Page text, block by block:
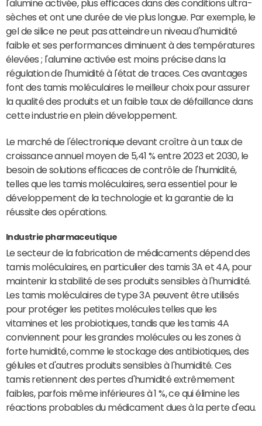
l'alumine activée, plus efficaces dans des conditions ultra-
sèches et ont une durée de vie plus longue. Par exemple, le
gel de silice ne peut pas atteindre un niveau d'humidité
faible et ses performances diminuent à des températures
élevées ; l'alumine activée est moins précise dans la
régulation de l'humidité à l'état de traces. Ces avantages
font des tamis moléculaires le meilleur choix pour assurer
la qualité des produits et un faible taux de défaillance dans
cette industrie en plein développement.
Le marché de l'électronique devant croître à un taux de
croissance annuel moyen de 5,41 % entre 2023 et 2030, le
besoin de solutions efficaces de contrôle de l'humidité,
telles que les tamis moléculaires, sera essentiel pour le
développement de la technologie et la garantie de la
réussite des opérations.
Industrie pharmaceutique
Le secteur de la fabrication de médicaments dépend des
tamis moléculaires, en particulier des tamis 3A et 4A, pour
maintenir la stabilité de ses produits sensibles à l'humidité.
Les tamis moléculaires de type 3A peuvent être utilisés
pour protéger les petites molécules telles que les
vitamines et les probiotiques, tandis que les tamis 4A
conviennent pour les grandes molécules ou les zones à
forte humidité, comme le stockage des antibiotiques, des
gélules et d'autres produits sensibles à l'humidité. Ces
tamis retiennent des pertes d'humidité extrêmement
faibles, parfois même inférieures à 1 %, ce qui élimine les
réactions probables du médicament dues à la perte d'eau.